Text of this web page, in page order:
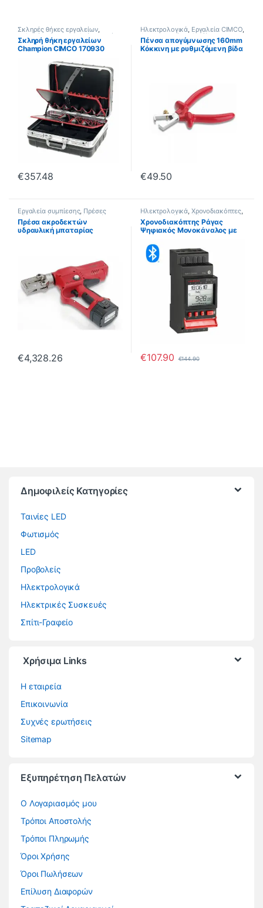
Σκληρές θήκες εργαλείων,
Σκληρές θήκες εργαλείων κενές
Ηλεκτρολογικά,Εργαλεία CIMCO
Σκληρή θήκη εργαλείων
Champion CIMCO 170930
€357.48
Ηλεκτρολογικά, Εργαλεία CIMCO,
Απογυμνωτές καλωδίων
χειροκίνητοι
Πένσα απογύμνωσης 160mm
Κόκκινη με ρυθμιζόμενη βίδα
€49.50
Εργαλεία συμπίεσης, Πρέσες
υδραυλικές , Ηλεκτρολογικά ,
Εργαλεία CIMCO
Πρέσα ακροδεκτών
υδραυλική μπαταρίας
€4,328.26
Ηλεκτρολογικά Χρονοδιακόπτες,
Χρονοδιακόπτες Ράγας
Χρονοδιακόπτες Ψηφιακοί
Χρονοδιακόπτης Ράγας
Ψηφιακός Μονοκάναλος με
€107.90 €144.90
Δημοφιλείς Κατηγορίες
Ταινίες LED
Φωτισμός
LED
Προβολείς
Ηλεκτρολογικά
Ηλεκτρικές Συσκευές
Σπίτι-Γραφείο
Χρήσιμα Links
Η εταιρεία
Επικοινωνία
Συχνές ερωτήσεις
Sitemap
Εξυπηρέτηση Πελατών
O Λογαριασμός μου
Τρόποι Αποστολής
Τρόποι Πληρωμής
Όροι Χρήσης
Όροι Πωλήσεων
Επίλυση Διαφορών